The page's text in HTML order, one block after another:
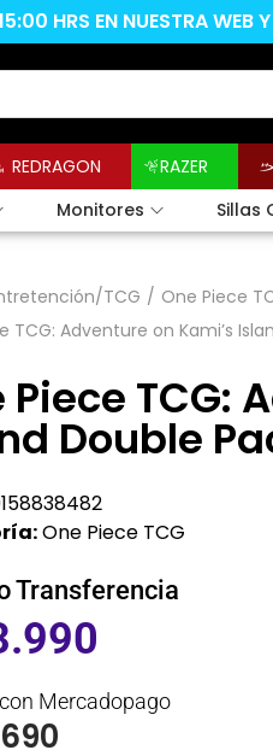
HRS EN NUESTRA WEB
REDRAGON RAZER
Monitores Sillas
TCG / One Piece
TCG: Adventure on Kami’s
Piece TCG:
Double
One Piece TCG
Transferencia
Mercadopago